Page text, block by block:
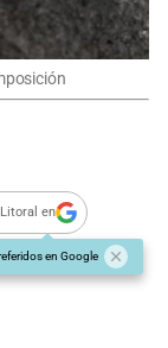
en
en Google